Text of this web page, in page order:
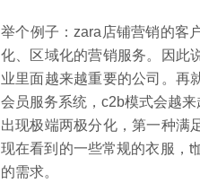
举个例子：zara店铺营销的客
化、区域化的营销服务。因此
业里面越来越重要的公司。再
会员服务系统，c2b模式会越
出现极端两极分化，第一种满
现在看到的一些常规的衣服，t
的需求。